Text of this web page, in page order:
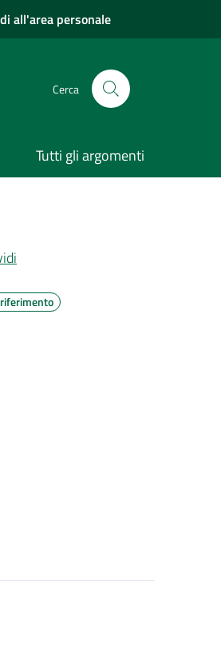
all'area personale
Cerca
Tutti gli argomenti